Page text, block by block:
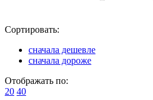
Сортировать:
сначала дешевле
сначала дороже
Отображать по:
20 40